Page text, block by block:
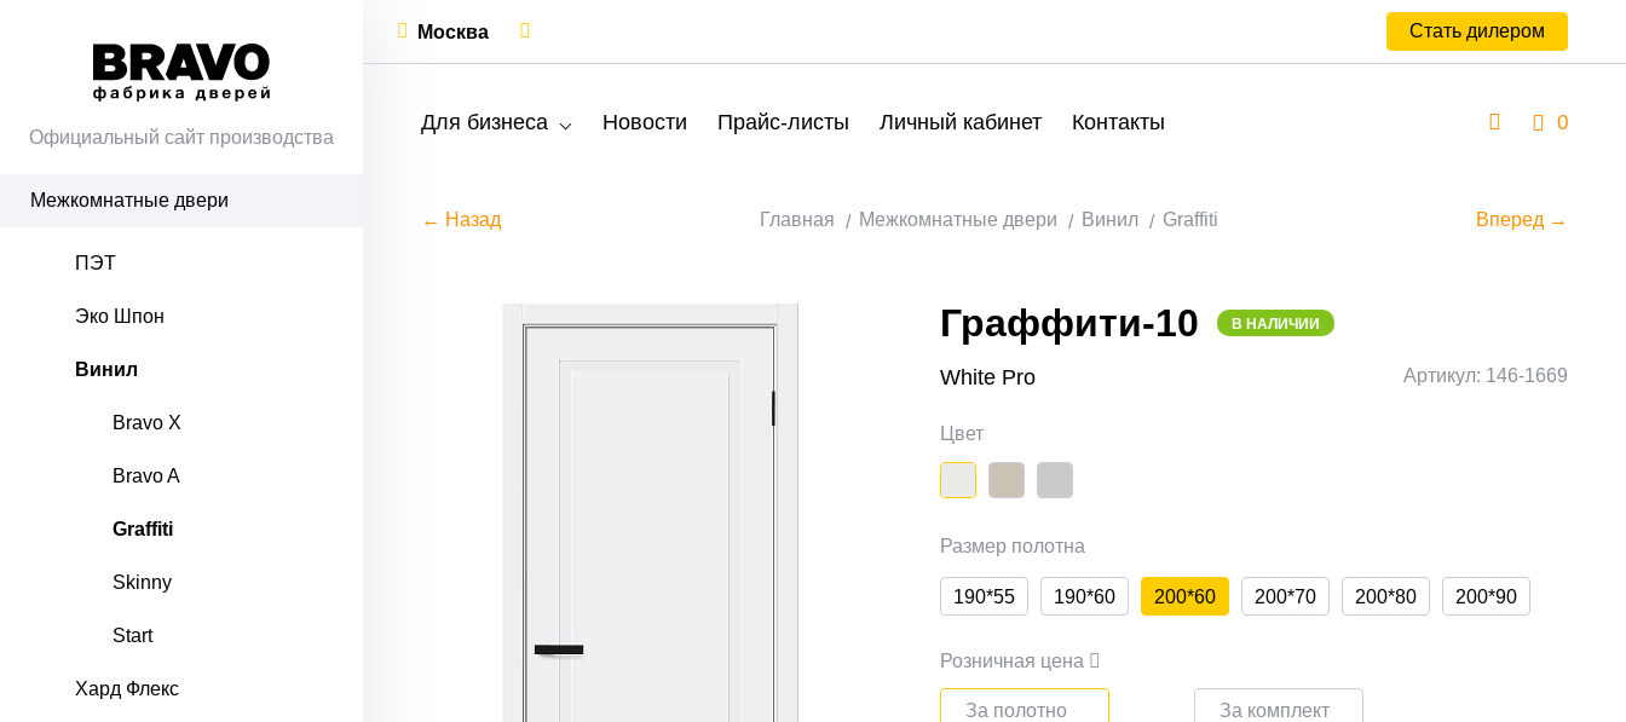
Официальный сайт производства
Межкомнатные двери
ПЭТ
Эко Шпон
Винил
Bravo X
Bravo A
Graffiti
Skinny
Start
Хард Флекс
Москва Стать дилером
Для бизнеса Новости Прайс-листы Личный кабинет Контакты 0
← Назад Главная Межкомнатные двери Винил Graffiti Вперед →
Граффити-10 В НАЛИЧИИ
White Pro Артикул: 146-1669
Цвет
Размер полотна
190*55 190*60 200*60 200*70 200*80 200*90
Розничная цена
За полотно За комплект